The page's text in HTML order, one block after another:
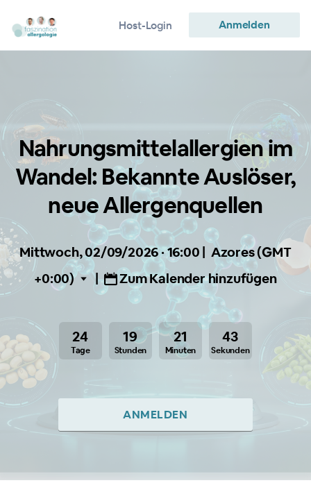
Host-Login Anmelden
Nahrungsmittelallergien im
Wandel: Bekannte Auslöser,
neue Allergenquellen
Mittwoch, 02/09/2026 · 16:00 | Azores (GMT
+0:00)
| Zum Kalender hinzufügen
24
Tage
19
Stunden
21
Minuten
43
Sekunden
ANMELDEN